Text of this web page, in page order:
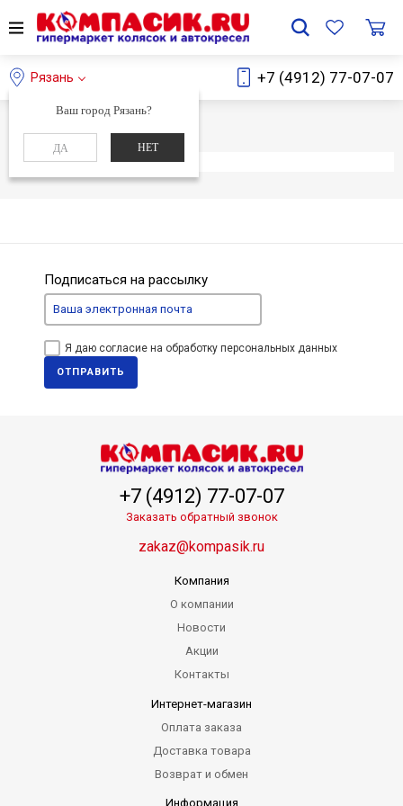
Рязань
Ваш город Рязань?
ДА НЕТ
+7 (4912) 77-07-07
Главная Каталог
Элемент не найден
Подписаться на рассылку
Я даю согласие на обработку персональных данных
ОТПРАВИТЬ
+7 (4912) 77-07-07
Заказать обратный звонок
zakaz@kompasik.ru
Компания
О компании
Новости
Акции
Контакты
Интернет-магазин
Оплата заказа
Доставка товара
Возврат и обмен
Информация